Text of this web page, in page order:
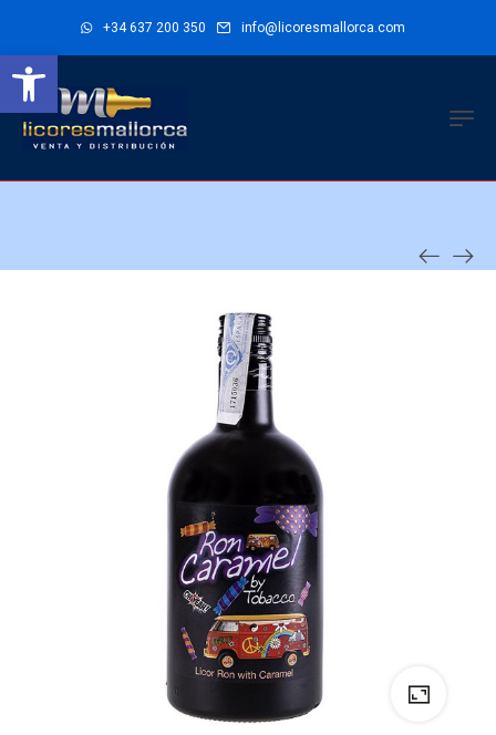
Abrir barra de herramientas
+34 637 200 350 info@licoresmallorca.com